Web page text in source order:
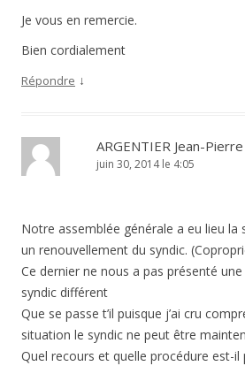
Je vous en remercie.
Bien cordialement
Répondre ↓
ARGENTIER Jean-Pierre
juin 30, 2014 le 4:05
Notre assemblée générale a eu lieu la
un renouvellement du syndic.
Ce dernier ne nous a pas présenté
syndic différent
Que se passe t’il puisque j’ai cru
situation le syndic ne peut être
Quel recours et quelle procédure est-il